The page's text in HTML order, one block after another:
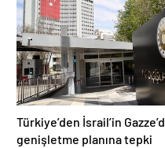
Türkiye’den İsrail’in
genişletme planına tepki